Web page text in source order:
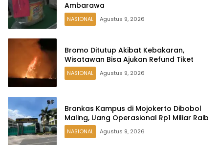
Ambarawa
NASIONAL Agustus 9, 2026
Bromo Ditutup Akibat Kebakaran,
Wisatawan Bisa Ajukan Refund Tiket
NASIONAL Agustus 9, 2026
Brankas Kampus di Mojokerto Dibobol
Maling, Uang Operasional Rp1 Miliar Raib
NASIONAL Agustus 9, 2026